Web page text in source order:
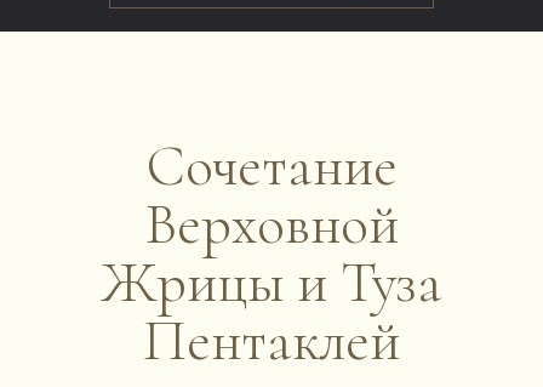
Сочетание
Верховной
Жрицы и Туза
Пентаклей